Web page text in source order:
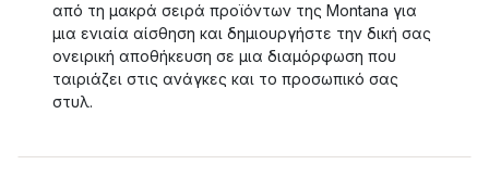
από τη μακρά σειρά προϊόντων της Montana για
μια ενιαία αίσθηση και δημιουργήστε την δική σας
ονειρική αποθήκευση σε μια διαμόρφωση που
ταιριάζει στις ανάγκες και το προσωπικό σας
στυλ.